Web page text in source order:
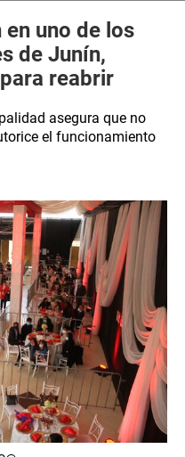
uno de los
de Junín,
reabrir
asegura que no
el funcionamiento